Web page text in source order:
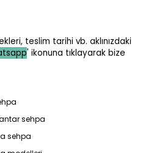
teslim tarihi vb. aklınızdaki
' ikonuna tıklayarak bize
sehpa
sehpa